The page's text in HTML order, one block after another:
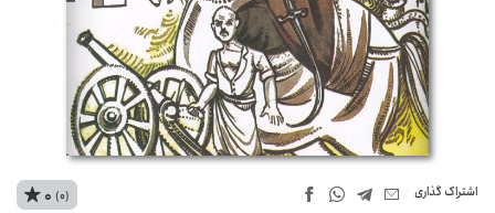
اشتراک‌ گذاری 0 (0)